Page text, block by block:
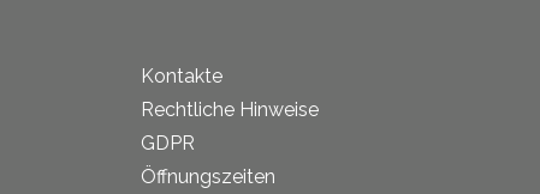
Kontakte
Rechtliche Hinweise
GDPR
Öffnungszeiten